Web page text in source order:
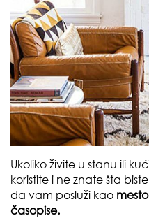
Ukoliko živite u stanu ili
koristite i ne znate šta
da vam posluži kao
časopise.